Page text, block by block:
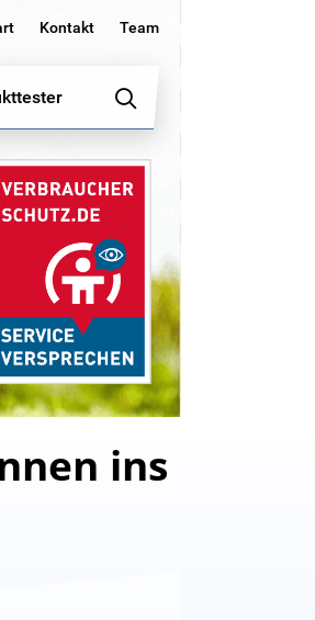
Kontakt Team
ins